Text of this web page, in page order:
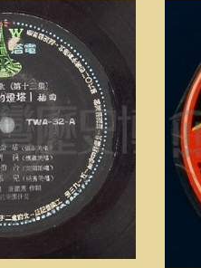
媽媽我也真勇健